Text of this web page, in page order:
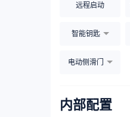
远程启动
智能钥匙
电动侧滑门
内部配置